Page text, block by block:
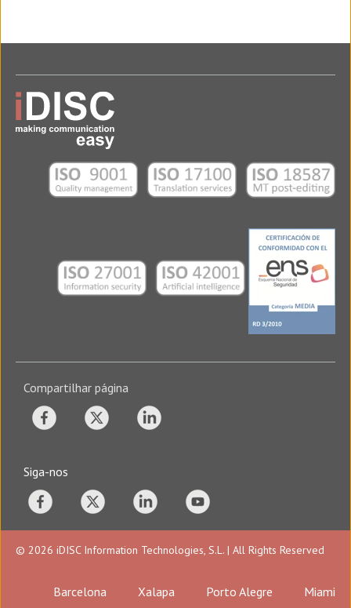
Compartilhar página
Siga-nos
© 2026 iDISC Information Technologies, S.L. | All Rights Reserved
Barcelona Xalapa Porto Alegre Miami